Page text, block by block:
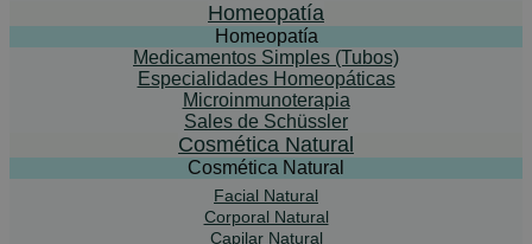
Homeopatía
Homeopatía
Medicamentos Simples (Tubos)
Especialidades Homeopáticas
Microinmunoterapia
Sales de Schüssler
Cosmética Natural
Cosmética Natural
Facial Natural
Corporal Natural
Capilar Natural